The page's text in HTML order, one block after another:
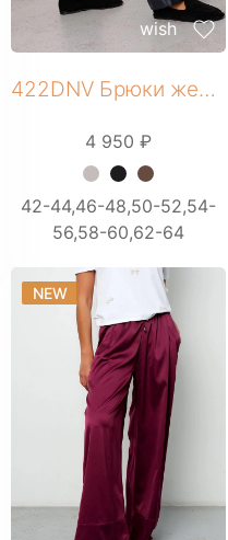
ШОРТЫ
ЮБКИ
КОСМЕТИКА
Бомберы
Брюки домашние
Джеггинсы
Жакеты
Комбинезоны
Джоггеры трикотажные
Костюмы домашние
Леггинсы
Лонгсливы
Пижамы
Платье домашнее
Свитшоты
Туники домашние
wish
422DNV Брюки женские
4 950 ₽
42-44,46-48,50-52,54-
56,58-60,62-64
+ 6 фото
NEW